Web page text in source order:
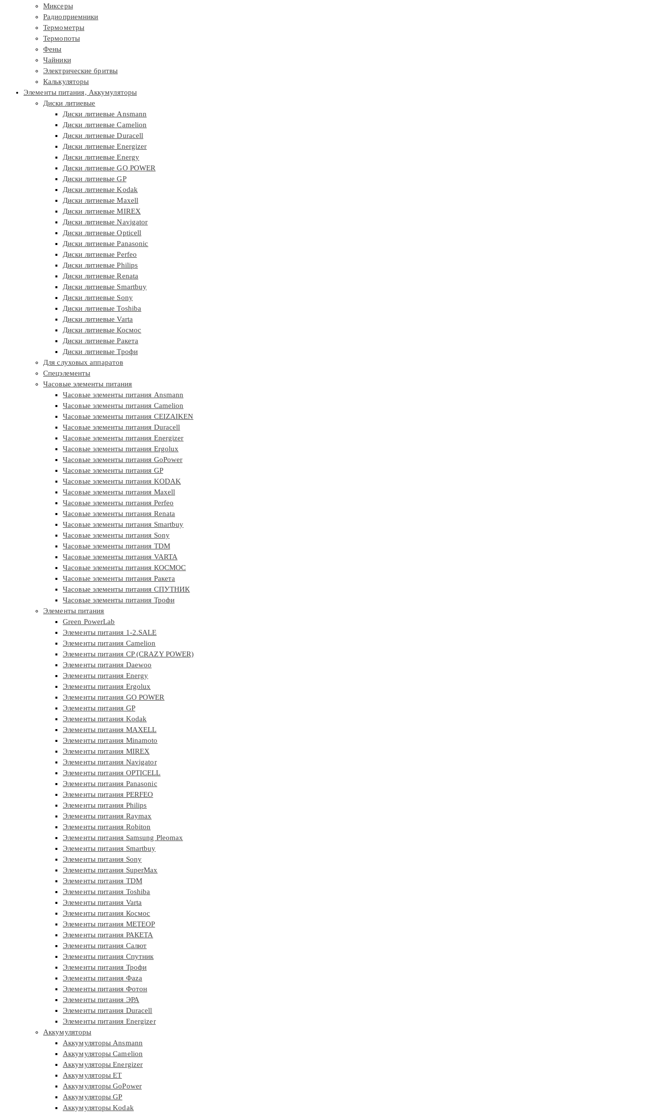
Миксеры
Радиоприемники
Термометры
Термопоты
Фены
Чайники
Электрические бритвы
Калькуляторы
Элементы питания, Аккумуляторы
Диски литиевые
Диски литиевые Ansmann
Диски литиевые Camelion
Диски литиевые Duracell
Диски литиевые Energizer
Диски литиевые Energy
Диски литиевые GO POWER
Диски литиевые GP
Диски литиевые Kodak
Диски литиевые Maxell
Диски литиевые MIREX
Диски литиевые Navigator
Диски литиевые Opticell
Диски литиевые Panasonic
Диски литиевые Perfeo
Диски литиевые Philips
Диски литиевые Renata
Диски литиевые Smartbuy
Диски литиевые Sony
Диски литиевые Toshiba
Диски литиевые Varta
Диски литиевые Космос
Диски литиевые Ракета
Диски литиевые Трофи
Для слуховых аппаратов
Спецэлементы
Часовые элементы питания
Часовые элементы питания Ansmann
Часовые элементы питания Camelion
Часовые элементы питания CEIZAIKEN
Часовые элементы питания Duracell
Часовые элементы питания Energizer
Часовые элементы питания Ergolux
Часовые элементы питания GoPower
Часовые элементы питания GP
Часовые элементы питания KODAK
Часовые элементы питания Maxell
Часовые элементы питания Perfeo
Часовые элементы питания Renata
Часовые элементы питания Smartbuy
Часовые элементы питания Sony
Часовые элементы питания TDM
Часовые элементы питания VARTA
Часовые элементы питания КОСМОС
Часовые элементы питания Ракета
Часовые элементы питания СПУТНИК
Часовые элементы питания Трофи
Элементы питания
Green PowerLab
Элементы питания 1-2.SALE
Элементы питания Camelion
Элементы питания CP (CRAZY POWER)
Элементы питания Daewoo
Элементы питания Energy
Элементы питания Ergolux
Элементы питания GO POWER
Элементы питания GP
Элементы питания Kodak
Элементы питания MAXELL
Элементы питания Minamoto
Элементы питания MIREX
Элементы питания Navigator
Элементы питания OPTICELL
Элементы питания Panasonic
Элементы питания PERFEO
Элементы питания Philips
Элементы питания Raymax
Элементы питания Robiton
Элементы питания Samsung Pleomax
Элементы питания Smartbuy
Элементы питания Sony
Элементы питания SuperMax
Элементы питания TDM
Элементы питания Toshiba
Элементы питания Varta
Элементы питания Космос
Элементы питания МЕТЕОР
Элементы питания РАКЕТА
Элементы питания Салют
Элементы питания Спутник
Элементы питания Трофи
Элементы питания Фaza
Элементы питания Фотон
Элементы питания ЭРА
Элементы питания Duracell
Элементы питания Energizer
Аккумуляторы
Аккумуляторы Ansmann
Аккумуляторы Camelion
Аккумуляторы Energizer
Аккумуляторы ET
Аккумуляторы GoPower
Аккумуляторы GP
Аккумуляторы Kodak